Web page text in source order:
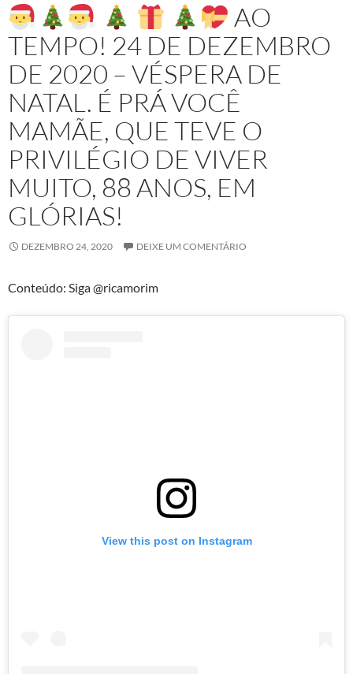
AO
TEMPO! 24 DE DEZEMBRO
DE 2020 – VÉSPERA DE
NATAL. É PRÁ VOCÊ
MAMÃE, QUE TEVE O
PRIVILÉGIO DE VIVER
MUITO, 88 ANOS, EM
GLÓRIAS!
DEZEMBRO 24, 2020 DEIXE UM COMENTÁRIO
Conteúdo: Siga @ricamorim
View this post on Instagram